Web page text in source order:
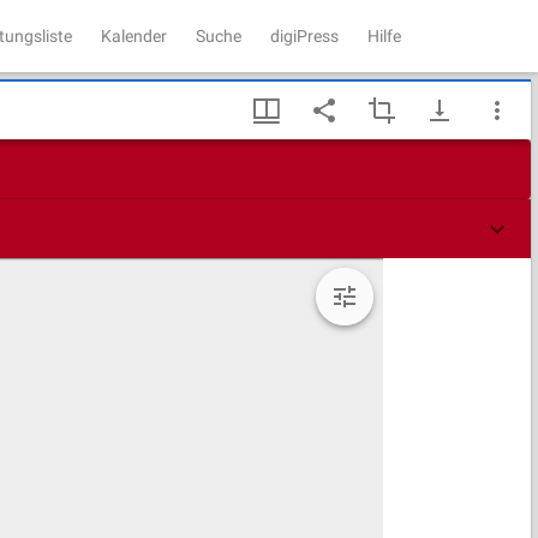
Kalender Suche digiPress Hilfe